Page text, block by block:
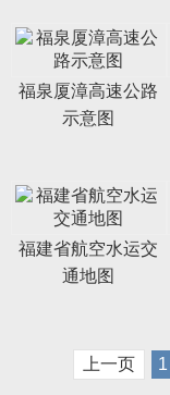
福泉厦漳高速公路
示意图
福建省航空水运交
通地图
上一页 1